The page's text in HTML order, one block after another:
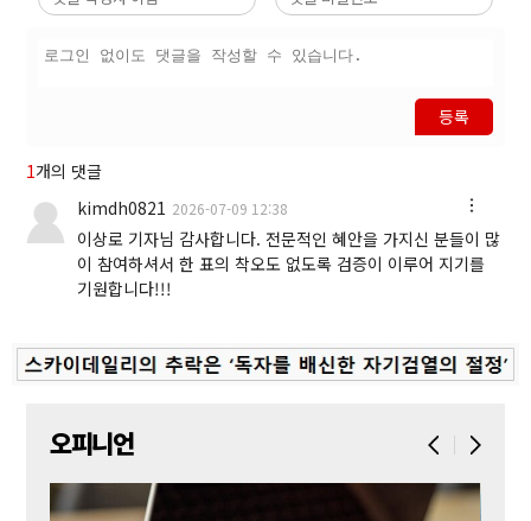
등록
1개의 댓글
kimdh0821 2026-07-09 12:38
이상로 기자님 감사합니다. 전문적인 혜안을 가지신 분들이 많
이 참여하셔서 한 표의 착오도 없도록 검증이 이루어 지기를
기원합니다!!!
오피니언